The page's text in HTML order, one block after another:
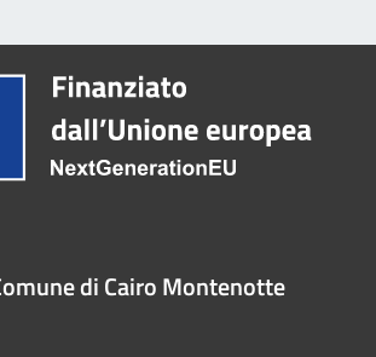
di Cairo Montenotte